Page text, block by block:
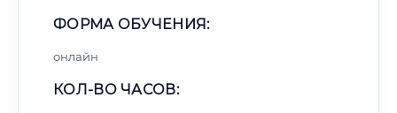
ФОРМА ОБУЧЕНИЯ:
онлайн
КОЛ-ВО ЧАСОВ: